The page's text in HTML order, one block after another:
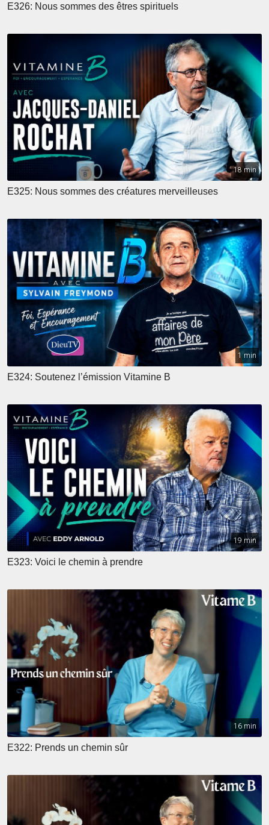
E326: Nous sommes des êtres spirituels
18 min
E325: Nous sommes des créatures merveilleuses
1 min
E324: Soutenez l’émission Vitamine B
19 min
E323: Voici le chemin à prendre
16 min
E322: Prends un chemin sûr